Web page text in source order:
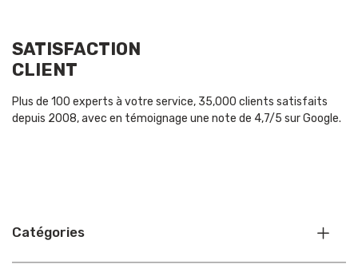
SATISFACTION
CLIENT
Plus de 100 experts à votre service, 35,000 clients satisfaits
depuis 2008, avec en témoignage une note de 4,7/5 sur Google.
Catégories